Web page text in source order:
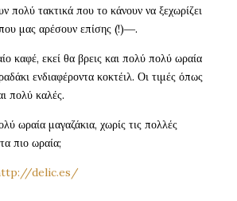
πολύ τακτικά που το κάνουν να ξεχωρίζει
μας αρέσουν επίσης (!)―.
καφέ, εκεί θα βρεις και πολύ πολύ ωραία
ενδιαφέροντα κοκτέιλ. Οι τιμές όπως
πολύ καλές.
ωραία μαγαζάκια, χωρίς τις πολλές
πιο ωραία;
delic.es/